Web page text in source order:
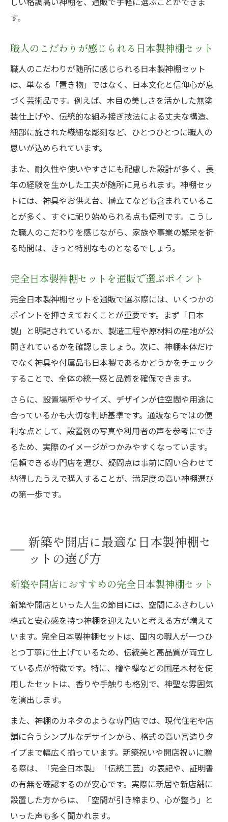
す。
職人のこだわりが感じられる日本製神棚セット
職人のこだわりが随所に感じられる日本製神棚セット
は、単なる「置き物」ではなく、日本文化と信仰心が息
づく芸術品です。例えば、木目の美しさを活かした無塗
装仕上げや、伝統的な組み接ぎ技法による丈夫な構造、
細部に施された繊細な彫刻など、ひとつひとつに職人の
思いが込められています。
また、耐久性や使いやすさにも配慮した設計が多く、長
年の経験を生かした工夫が随所に見られます。神棚セッ
トには、神具やお供え台、榊立てなども含まれているこ
とが多く、すぐに祀り始められる点も便利です。こうし
た職人のこだわりを感じながら、家族や事業の繁栄を祈
る時間は、きっと特別なものとなるでしょう。
完全日本製神棚セットを通販で選ぶポイント
完全日本製神棚セットを通販で選ぶ際には、いくつかの
ポイントを押さえておくことが重要です。まず「日本
製」と明記されているか、製造工程や原材料の産地が公
開されているかを確認しましょう。次に、神棚本体だけ
でなく神具や付属品も日本製であるかどうかをチェック
することで、全体の統一感と品質を確保できます。
さらに、設置場所やサイズ、デザインが住空間や用途に
合っているかも大切な判断基準です。通販ならではの便
利な点として、設置例の写真や利用者の声を参考にでき
るため、実際のイメージがつかみやすくなっています。
信頼できる専門店を選び、疑問点は事前に問い合わせて
納得したうえで購入することが、満足度の高い神棚選び
の第一歩です。
新築や開店に最適な日本製神棚セ
ットの選び方
新築や開店におすすめの完全日本製神棚セット
新築や開店といった人生の節目には、空間にふさわしい
格式と安心感を持つ神棚を迎えたいと考える方が増えて
います。完全日本製神棚セットは、国内の職人が一つひ
とつ丁寧に仕上げているため、伝統美と高品質が両立し
ている点が特徴です。特に、檜や欅などの国産木材を使
用したセットは、香りや手触りも格別で、神聖な雰囲気
を演出します。
また、神棚のカネタのような専門店では、現代住宅や店
舗に合うシンプルなデザインから、格式の高い宮造りタ
イプまで幅広く揃っています。新築祝いや開店祝いに贈
る際は、「完全日本製」「伝統工芸」の表記や、証明書
の有無を確認するのが安心です。実際に新居や新店舗に
設置した方からは、「空間が引き締まり、心が整う」と
いった声も多く聞かれます。